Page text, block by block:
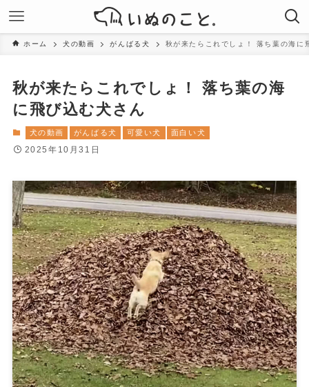
ホーム 犬の動画 がんばる犬 秋が来たらこれでしょ！ 落ち葉の海に
秋が来たらこれでしょ！ 落ち葉の海
に飛び込む犬さん
犬の動画 がんばる犬 可愛い犬 面白い犬
2025年10月31日